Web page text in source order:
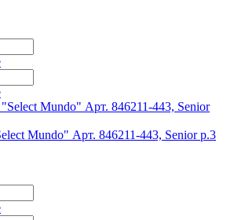
Mundo" Арт. 846211-443, Senior р.3